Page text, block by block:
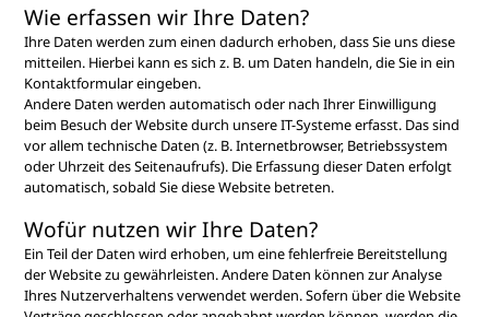
Wie erfassen wir Ihre Daten?
Ihre Daten werden zum einen dadurch erhoben, dass Sie uns diese
mitteilen. Hierbei kann es sich z. B. um Daten handeln, die Sie in ein
Kontaktformular eingeben.
Andere Daten werden automatisch oder nach Ihrer Einwilligung
beim Besuch der Website durch unsere IT-Systeme erfasst. Das sind
vor allem technische Daten (z. B. Internetbrowser, Betriebssystem
oder Uhrzeit des Seitenaufrufs). Die Erfassung dieser Daten erfolgt
automatisch, sobald Sie diese Website betreten.
Wofür nutzen wir Ihre Daten?
Ein Teil der Daten wird erhoben, um eine fehlerfreie Bereitstellung
der Website zu gewährleisten. Andere Daten können zur Analyse
Ihres Nutzerverhaltens verwendet werden. Sofern über die Website